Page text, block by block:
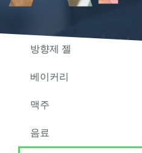
방향제 젤
베이커리
맥주
음료